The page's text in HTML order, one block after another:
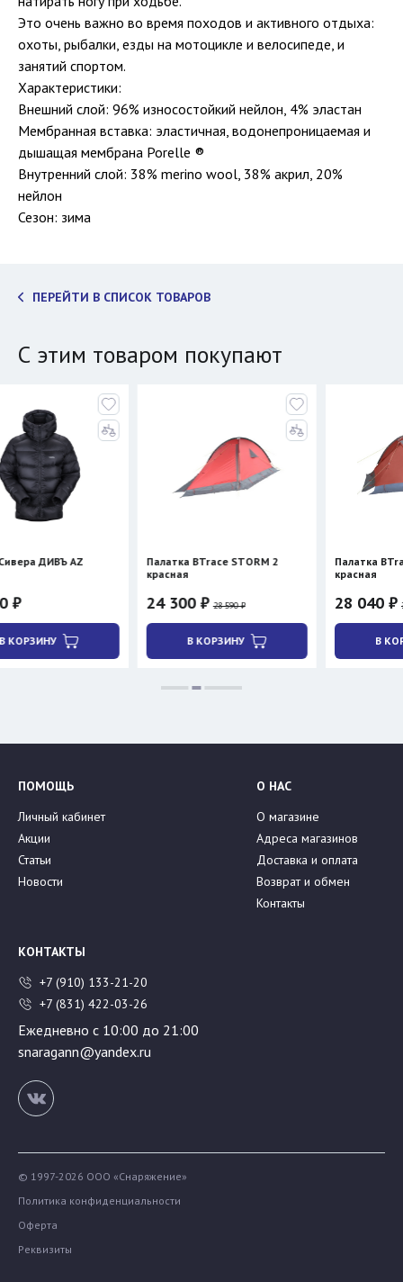
Это очень важно во время походов и активного отдыха:
охоты, рыбалки, езды на мотоцикле и велосипеде, и
занятий спортом.
Характеристики:
Внешний слой: 96% износостойкий нейлон, 4% эластан
Мембранная вставка: эластичная, водонепроницаемая и
дышащая мембрана Porelle ®
Внутренний слой: 38% merino wool, 38% акрил, 20%
нейлон
Сезон: зима
ПЕРЕЙТИ В СПИСОК ТОВАРОВ
С этим товаром покупают
AZ
Палатка BTrace STORM 2
24 300 ₽ 28 590 ₽
Палатка BTrace ATLANT
32 990 ₽
ПОМОЩЬ
Личный кабинет
Акции
Статьи
Новости
О НАС
О магазине
Адреса магазинов
Доставка и оплата
Возврат и обмен
Контакты
КОНТАКТЫ
+7 (910) 133-21-20
+7 (831) 422-03-26
Ежедневно с 10:00 до 21:00
snaragann@yandex.ru
© 1997-2026 ООО «Снаряжение»
Политика конфиденциальности
Оферта
Реквизиты